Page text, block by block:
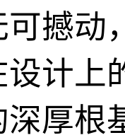
撼动
计上
厚根